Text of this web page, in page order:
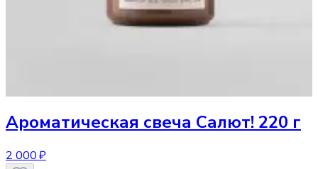
Ароматическая свеча Салют! 220 г
2 000 ₽